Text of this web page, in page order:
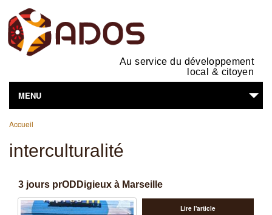
Au service du développement
local & citoyen
MENU
L'ASSOCIATION
NOS ACTIVITÉS
VOUS ÊTES...
Vous êtes ici
Accueil
interculturalité
3 jours prODDigieux à Marseille
Lire l'article